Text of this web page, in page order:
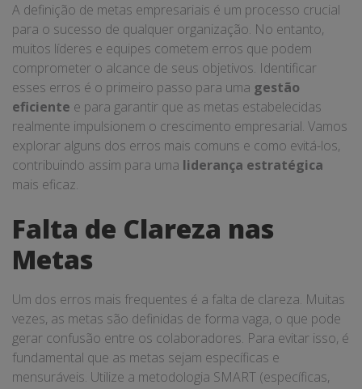
A definição de metas empresariais é um processo crucial
para o sucesso de qualquer organização. No entanto,
muitos líderes e equipes cometem erros que podem
comprometer o alcance de seus objetivos. Identificar
esses erros é o primeiro passo para uma gestão
eficiente e para garantir que as metas estabelecidas
realmente impulsionem o crescimento empresarial. Vamos
explorar alguns dos erros mais comuns e como evitá-los,
contribuindo assim para uma liderança estratégica
mais eficaz.
Falta de Clareza nas
Metas
Um dos erros mais frequentes é a falta de clareza. Muitas
vezes, as metas são definidas de forma vaga, o que pode
gerar confusão entre os colaboradores. Para evitar isso, é
fundamental que as metas sejam específicas e
mensuráveis. Utilize a metodologia SMART (específicas,